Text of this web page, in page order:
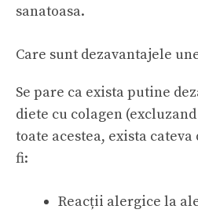
sanatoasa.
Care sunt dezavantajele
Se pare ca exista putine
diete cu colagen
toate acestea, exista
fi:
Reacții alergice la